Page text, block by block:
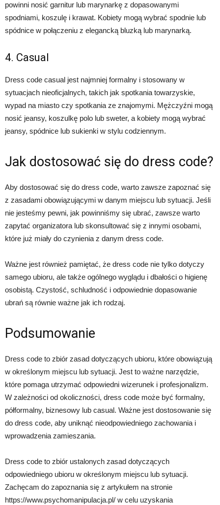
powinni nosić garnitur lub marynarkę z dopasowanymi
spodniami, koszulę i krawat. Kobiety mogą wybrać spodnie lub
spódnice w połączeniu z elegancką bluzką lub marynarką.
4. Casual
Dress code casual jest najmniej formalny i stosowany w
sytuacjach nieoficjalnych, takich jak spotkania towarzyskie,
wypad na miasto czy spotkania ze znajomymi. Mężczyźni mogą
nosić jeansy, koszulkę polo lub sweter, a kobiety mogą wybrać
jeansy, spódnice lub sukienki w stylu codziennym.
Jak dostosować się do dress code?
Aby dostosować się do dress code, warto zawsze zapoznać się
z zasadami obowiązującymi w danym miejscu lub sytuacji. Jeśli
nie jesteśmy pewni, jak powinniśmy się ubrać, zawsze warto
zapytać organizatora lub skonsultować się z innymi osobami,
które już miały do czynienia z danym dress code.
Ważne jest również pamiętać, że dress code nie tylko dotyczy
samego ubioru, ale także ogólnego wyglądu i dbałości o higienę
osobistą. Czystość, schludność i odpowiednie dopasowanie
ubrań są równie ważne jak ich rodzaj.
Podsumowanie
Dress code to zbiór zasad dotyczących ubioru, które obowiązują
w określonym miejscu lub sytuacji. Jest to ważne narzędzie,
które pomaga utrzymać odpowiedni wizerunek i profesjonalizm.
W zależności od okoliczności, dress code może być formalny,
półformalny, biznesowy lub casual. Ważne jest dostosowanie się
do dress code, aby uniknąć nieodpowiedniego zachowania i
wprowadzenia zamieszania.
Dress code to zbiór ustalonych zasad dotyczących
odpowiedniego ubioru w określonym miejscu lub sytuacji.
Zachęcam do zapoznania się z artykułem na stronie
https://www.psychomanipulacja.pl/ w celu uzyskania